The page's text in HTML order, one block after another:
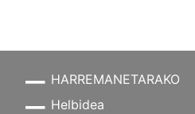
HARREMANETARAKO
Helbidea